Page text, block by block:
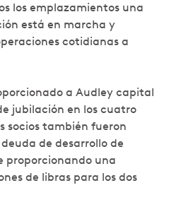
los emplazamientos una
está en marcha y
cotidianas a
a Audley capital
jubilación en los cuatro
socios también fueron
de desarrollo de
proporcionando una
de libras para los dos